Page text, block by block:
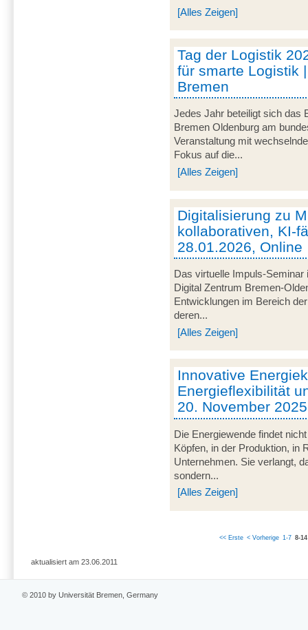
[Alles Zeigen]
Tag der Logistik
für smarte Logistik
Bremen
Jedes Jahr beteiligt sich das
Bremen Oldenburg am
Veranstaltung mit
Fokus auf die...
[Alles Zeigen]
Digitalisierung zu
kollaborativen, KI-
28.01.2026, Online
Das virtuelle Impuls-
Digital Zentrum Bremen-
Entwicklungen im Bereich
deren...
[Alles Zeigen]
Innovative
Energieflexibilität
20. November
Die Energiewende findet
Köpfen, in der Produktion, in
Unternehmen. Sie verlangt,
sondern...
[Alles Zeigen]
<< Erste < Vorherige 1-7 8-14
aktualisiert am 23.06.2011
© 2010 by Universität Bremen, Germany